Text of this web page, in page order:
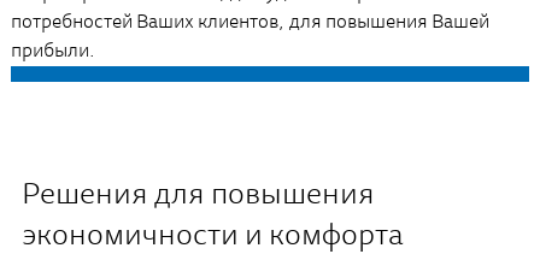
потребностей Ваших клиентов, для повышения Вашей
прибыли.
Решения для повышения
экономичности и комфорта